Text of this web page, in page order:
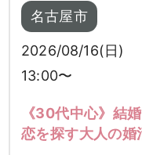
名古屋市
2026/08/16(日)
13:00〜
《30代中心》結
恋を探す大人の婚